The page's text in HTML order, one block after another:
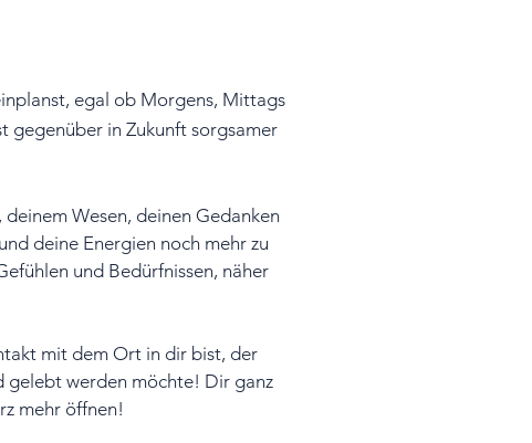
egal ob Morgens, Mittags
gegenüber in Zukunft sorgsamer
Wesen, deinen Gedanken
deine Energien noch mehr zu
und Bedürfnissen, näher
mit dem Ort in dir bist, der
gelebt werden möchte! Dir ganz
mehr öffnen!